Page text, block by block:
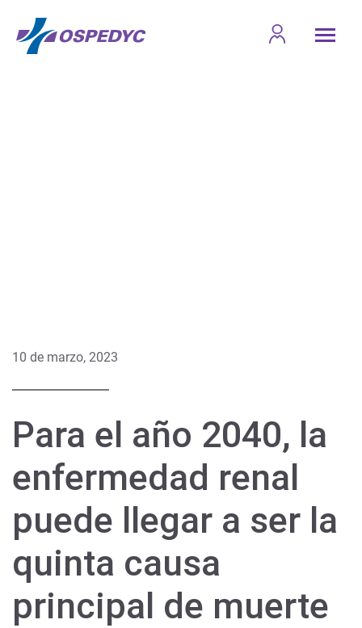
10 de marzo, 2023
Para el año 2040, la
enfermedad renal
puede llegar a ser la
quinta causa
principal de muerte